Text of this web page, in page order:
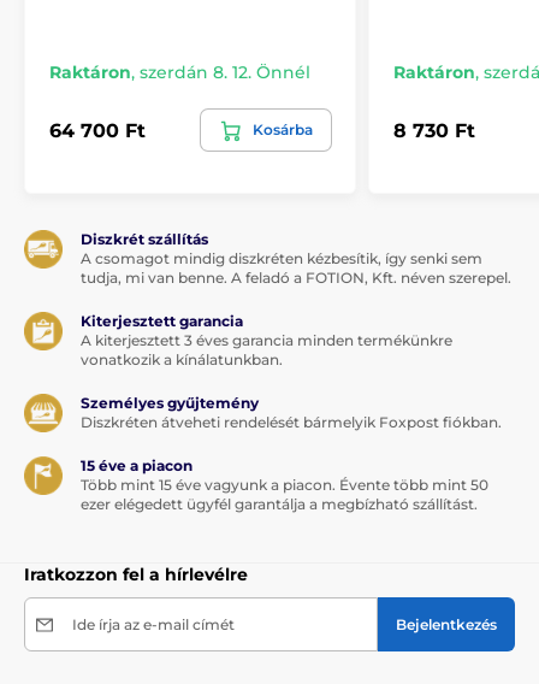
Raktáron, szerdán 8. 12. Önnél
64 700 Ft Kosárba
Raktáron,
8 730 Ft
Diszkrét szállítás
A csomagot mindig diszkréten kézbesítik, így senki sem
tudja, mi van benne. A feladó a FOTION, Kft. néven szerepel.
Kiterjesztett garancia
A kiterjesztett 3 éves garancia minden termékünkre
vonatkozik a kínálatunkban.
Személyes gyűjtemény
Diszkréten átveheti rendelését bármelyik Foxpost fiókban.
15 éve a piacon
Több mint 15 éve vagyunk a piacon. Évente több mint 50
ezer elégedett ügyfél garantálja a megbízható szállítást.
Iratkozzon fel a hírlevélre
Ide írja az e-mail címét Bejelentkezés